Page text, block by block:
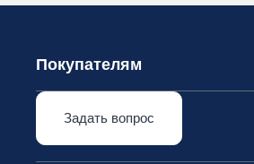
Покупателям
Задать вопрос